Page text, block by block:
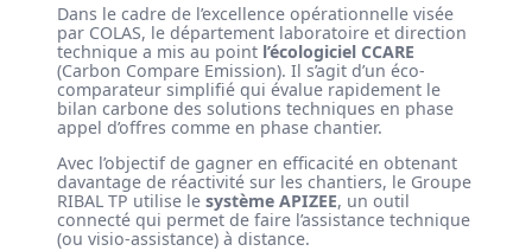
Dans le cadre de l’excellence opérationnelle visée
par COLAS, le département laboratoire et direction
technique a mis au point l’écologiciel CCARE
(Carbon Compare Emission). Il s’agit d’un éco-
comparateur simplifié qui évalue rapidement le
bilan carbone des solutions techniques en phase
appel d’offres comme en phase chantier.
Avec l’objectif de gagner en efficacité en obtenant
davantage de réactivité sur les chantiers, le Groupe
RIBAL TP utilise le système APIZEE, un outil
connecté qui permet de faire l’assistance technique
(ou visio-assistance) à distance.